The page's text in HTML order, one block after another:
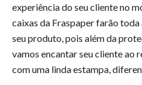
experiência do seu cliente no
caixas da Fraspaper farão
seu produto, pois além da
vamos encantar seu cliente ao
com uma linda estampa,